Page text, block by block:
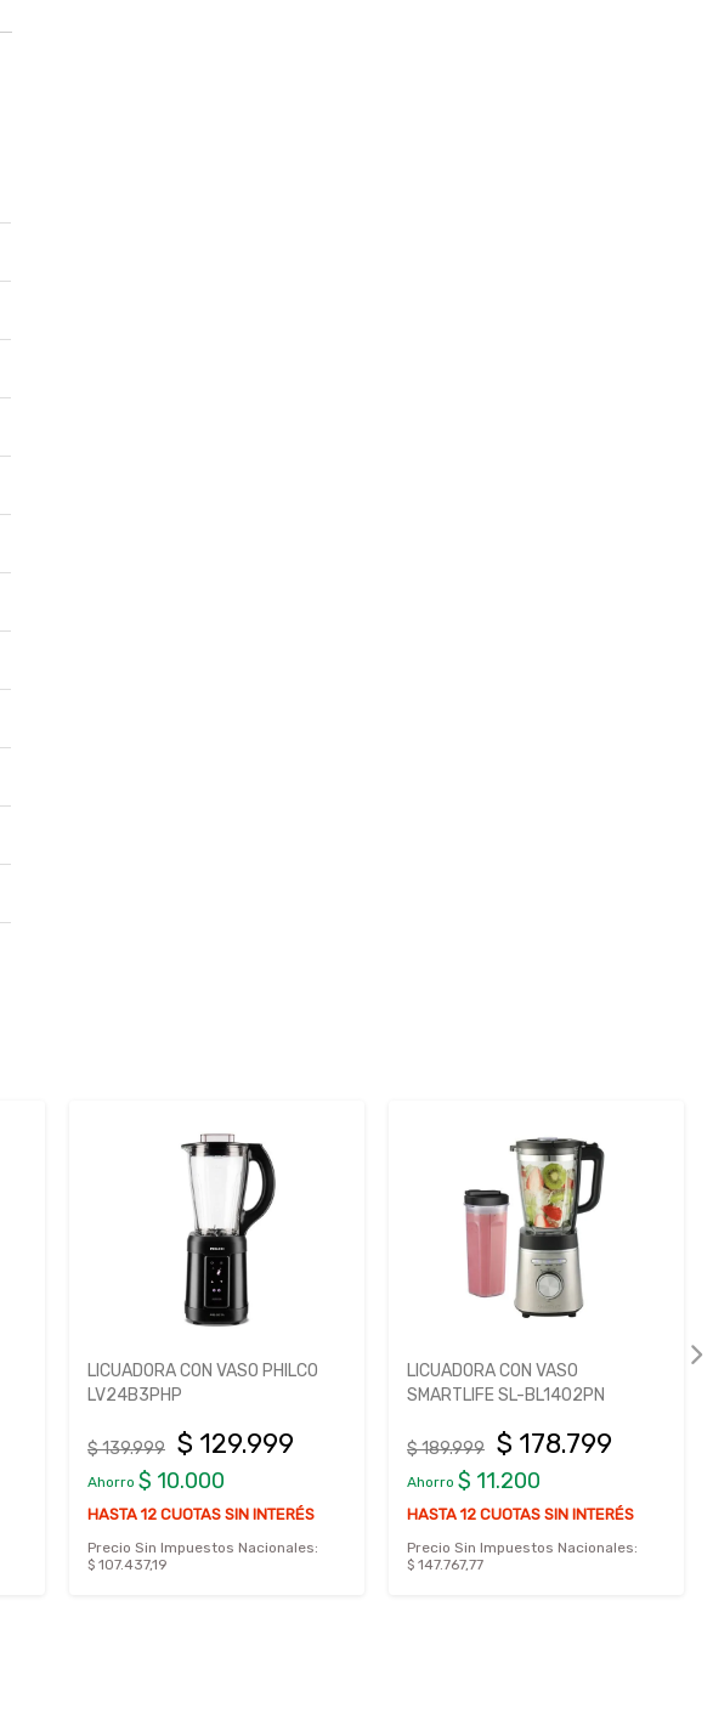
LICUADORA CON VASO PHILCO
LV24B3PHP
$ 139.999 $ 129.999
Ahorro $ 10.000
HASTA 12 CUOTAS SIN INTERÉS
Precio Sin Impuestos Nacionales:
$ 107.437,19
LICUADORA CON VASO
SMARTLIFE SL-BL1402PN
$ 189.999 $ 178.799
Ahorro $ 11.200
HASTA 12 CUOTAS SIN INTERÉS
Precio Sin Impuestos Nacionales:
$ 147.767,77